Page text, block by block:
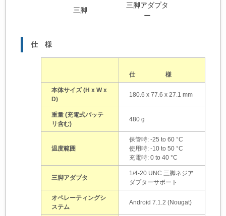
三脚
三脚アダプタ
ー
仕 様
仕 様
本体サイズ (H x W x
D)
180.6 x 77.6 x 27.1 mm
重量 (充電式バッテ
リ含む)
480 g
温度範囲
保管時: -25 to 60 °C
使用時: -10 to 50 °C
充電時: 0 to 40 °C
三脚アダプタ
1/4-20 UNC 三脚ネジア
ダプターサポート
オペレーティングシ
ステム
Android 7.1.2 (Nougat)